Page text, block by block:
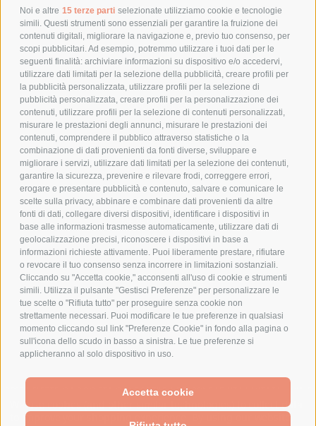
Noi e altre 15 terze parti selezionate utilizziamo cookie e tecnologie
simili. Questi strumenti sono essenziali per garantire la fruizione dei
contenuti digitali, migliorare la navigazione e, previo tuo consenso, per
scopi pubblicitari. Ad esempio, potremmo utilizzare i tuoi dati per le
seguenti finalità: archiviare informazioni su dispositivo e/o accedervi,
utilizzare dati limitati per la selezione della pubblicità, creare profili per
la pubblicità personalizzata, utilizzare profili per la selezione di
pubblicità personalizzata, creare profili per la personalizzazione dei
contenuti, utilizzare profili per la selezione di contenuti personalizzati,
misurare le prestazioni degli annunci, misurare le prestazioni dei
contenuti, comprendere il pubblico attraverso statistiche o la
combinazione di dati provenienti da fonti diverse, sviluppare e
migliorare i servizi, utilizzare dati limitati per la selezione dei contenuti,
garantire la sicurezza, prevenire e rilevare frodi, correggere errori,
erogare e presentare pubblicità e contenuto, salvare e comunicare le
scelte sulla privacy, abbinare e combinare dati provenienti da altre
fonti di dati, collegare diversi dispositivi, identificare i dispositivi in
base alle informazioni trasmesse automaticamente, utilizzare dati di
geolocalizzazione precisi, riconoscere i dispositivi in base a
informazioni richieste attivamente. Puoi liberamente prestare, rifiutare
o revocare il tuo consenso senza incorrere in limitazioni sostanziali.
Cliccando su "Accetta cookie," acconsenti all'uso di cookie e strumenti
simili. Utilizza il pulsante "Gestisci Preferenze" per personalizzare le
tue scelte o "Rifiuta tutto" per proseguire senza cookie non
strettamente necessari. Puoi modificare le tue preferenze in qualsiasi
momento cliccando sul link "Preferenze Cookie" in fondo alla pagina o
sull'icona dello scudo in basso a sinistra. Le tue preferenze si
applicheranno al solo dispositivo in uso.
Accetta cookie
POLITICA DI RESO
POLICY
PRIVACY POLICY
COOKIE POLICY
PAGAMENTI SICURI
AZIENDA
CHI SIAMO
MARCHI TRATTATI
CONDOMINI
Bonifico
Bancario
SPESA ELETTRICA SOCIETA CONSORTILE A RESPONSABILITA LIMITATA - VIALE
MILANOFIORI, STRADA 4 - PALAZZO A5 20057, ASSAGO MILANO - PARTITA IVA
We use cookies (and other similar technologies) to collect data
to improve your shopping experience.
By using our website,